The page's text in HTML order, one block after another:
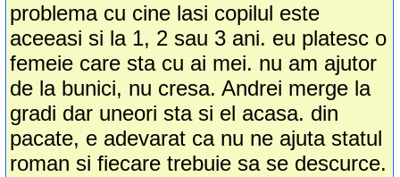
problema cu cine lasi copilul este
aceeasi si la 1, 2 sau 3 ani. eu platesc o
femeie care sta cu ai mei. nu am ajutor
de la bunici, nu cresa. Andrei merge la
gradi dar uneori sta si el acasa. din
pacate, e adevarat ca nu ne ajuta statul
roman si fiecare trebuie sa se descurce.